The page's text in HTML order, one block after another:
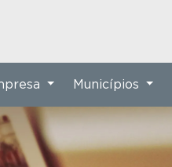
Municípios